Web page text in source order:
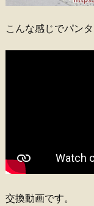
こんな感じでパン
交換動画です。